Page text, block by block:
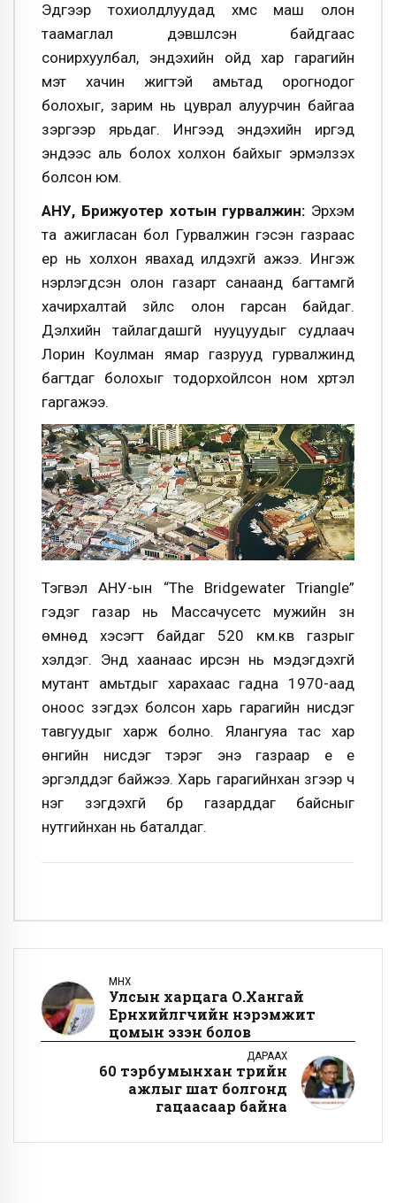
Эдгээр тохиолдлуудад хүмүүс маш олон
таамаглал дэвшүүлсэн байдгаас
сонирхуулбал, эндэхийн ойд хар гарагийн
мэт хачин жигтэй амьтад орогнодог
болохыг, зарим нь цуврал алуурчин байгаа
зэргээр ярьдаг. Ингээд эндэхийн иргэд
эндээс аль болох холхон байхыг эрмэлзэх
болсон юм.
АНУ, Брижуотер хотын гурвалжин: Эрхэм
та ажигласан бол Гурвалжин гэсэн газраас
ер нь холхон явахад илүүдэхгүй ажээ. Ингэж
нэрлэгдсэн олон газарт санаанд багтамгүй
хачирхалтай зүйлс олон гарсан байдаг.
Дэлхийн тайлагдашгүй нууцуудыг судлаач
Лорин Коулман ямар газрууд гурвалжинд
багтдаг болохыг тодорхойлсон ном хүртэл
гаргажээ.
Тэгвэл АНУ-ын “The Bridgewater Triangle”
гэдэг газар нь Массачусетс мужийн зүүн
өмнөд хэсэгт байдаг 520 км.кв газрыг
хэлдэг. Энд хаанаас ирсэн нь мэдэгдэхгүй
мутант амьтдыг харахаас гадна 1970-аад
оноос үзэгдэх болсон харь гарагийн нисдэг
тавгуудыг харж болно. Ялангуяа тас хар
өнгийн нисдэг тэрэг энэ газраар үе үе
эргэлддэг байжээ. Харь гарагийнхан зүгээр ч
нэг үзэгдэхгүй бүр газарддаг байсныг
нутгийнхан нь баталдаг.
ӨМНӨХ
Улсын харцага О.Хангай
Ерөнхийлөгчийн нэрэмжит
цомын эзэн болов
ДАРААХ
60 тэрбумынхан төрийн
ажлыг шат болгонд
гацаасаар байна